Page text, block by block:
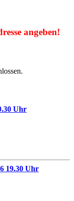
angeben!
Uhr
19.30 Uhr